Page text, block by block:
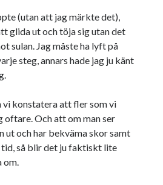
(utan att jag märkte det),
glida ut och töja sig utan det
sulan. Jag måste ha lyft på
steg, annars hade jag ju känt
vi konstatera att fler som vi
oftare. Och att om man ser
ut och har bekväma skor samt
så blir det ju faktiskt lite
om.